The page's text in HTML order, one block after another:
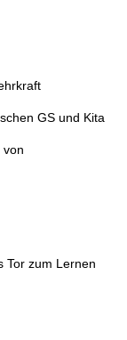
GS und Kita
zum Lernen